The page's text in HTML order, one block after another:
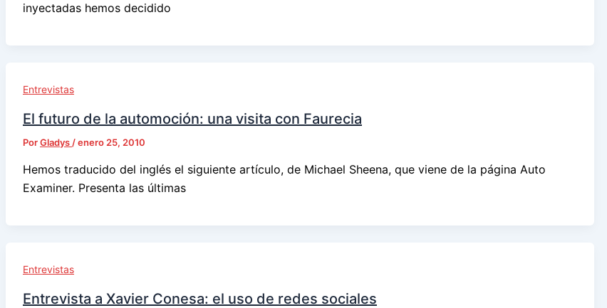
inyectadas hemos decidido
Entrevistas
El futuro de la automoción: una visita con Faurecia
PorGladys /enero 25, 2010
Hemos traducido del inglés el siguiente artículo, de Michael Sheena, que viene de la página Auto
Examiner. Presenta las últimas
Entrevistas
Entrevista a Xavier Conesa: el uso de redes sociales